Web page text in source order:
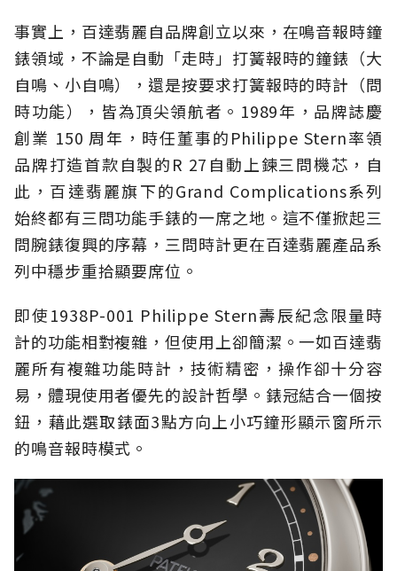
事實上，百達翡麗自品牌創立以來，在鳴音報時鐘
錶領域，不論是自動「走時」打簧報時的鐘錶（大
自鳴、小自鳴），還是按要求打簧報時的時計（問
時功能），皆為頂尖領航者。1989年，品牌誌慶
創業 150 周年，時任董事的Philippe Stern率領
品牌打造首款自製的R 27自動上鍊三問機芯，自
此，百達翡麗旗下的Grand Complications系列
始終都有三問功能手錶的一席之地。這不僅掀起三
問腕錶復興的序幕，三問時計更在百達翡麗產品系
列中穩步重拾顯要席位。
即使1938P-001 Philippe Stern壽辰紀念限量時
計的功能相對複雜，但使用上卻簡潔。一如百達翡
麗所有複雜功能時計，技術精密，操作卻十分容
易，體現使用者優先的設計哲學。錶冠結合一個按
鈕，藉此選取錶面3點方向上小巧鐘形顯示窗所示
的鳴音報時模式。